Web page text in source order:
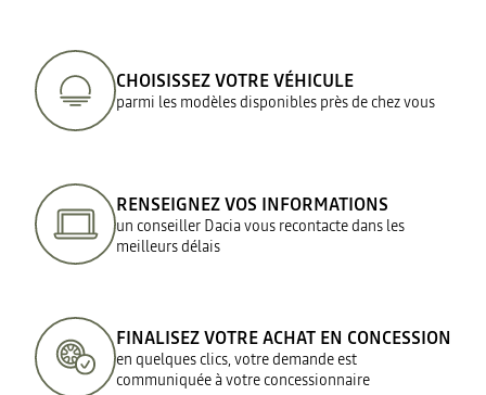
CHOISISSEZ VOTRE VÉHICULE
parmi les modèles disponibles près de chez vous
RENSEIGNEZ VOS INFORMATIONS
un conseiller Dacia vous recontacte dans les
meilleurs délais
FINALISEZ VOTRE ACHAT EN CONCESSION
en quelques clics, votre demande est
communiquée à votre concessionnaire